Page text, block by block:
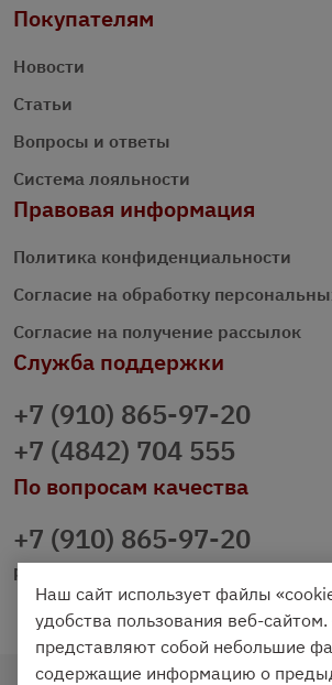
Покупателям
Новости
Статьи
Вопросы и ответы
Система лояльности
Правовая информация
Политика конфиденциальности
Согласие на обработку
Согласие на получение рассылок
Служба поддержки
+7 (910) 865-97-20
+7 (4842) 704 555
По вопросам качества
+7 (910) 865-97-20
prazdnichniy40@palmi.ru
Наш сайт использует файлы
удобства пользования веб-сайтом.
представляют собой небольшие
содержащие информацию о